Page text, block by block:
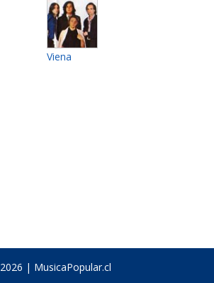
Viena
2026 | MusicaPopular.cl